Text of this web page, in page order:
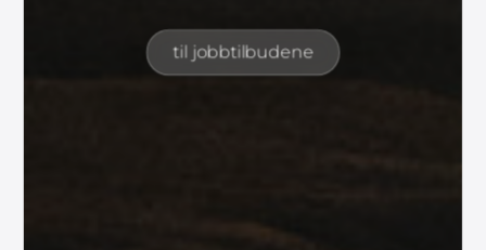
til jobbtilbudene